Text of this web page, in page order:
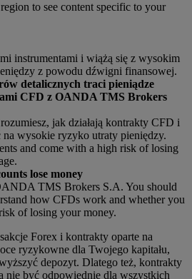
to see content specific to your
instrumentami i wiążą się z wysokim
z powodu dźwigni finansowej.
detalicznych traci pieniądze
CFD z OANDA TMS Brokers
jak działają kontrakty CFD i
wysokie ryzyko utraty pieniędzy.
and come with a high risk of losing
lose money
TMS Brokers S.A. You should
how CFDs work and whether you
of losing your money.
Forex i kontrakty oparte na
ryzykowne dla Twojego kapitału,
depozyt. Dlatego też, kontrakty
nie być odpowiednie dla wszystkich